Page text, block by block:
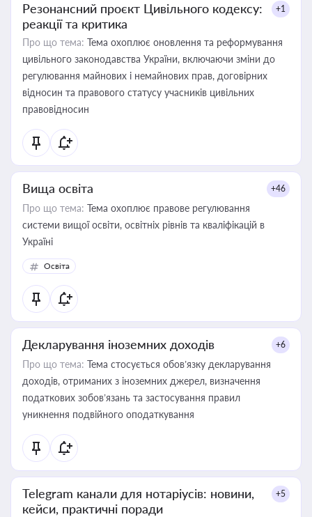
Резонансний проєкт Цивільного кодексу:
реакції та критика
+1
Про що тема: Тема охоплює оновлення та реформування
цивільного законодавства України, включаючи зміни до
регулювання майнових і немайнових прав, договірних
відносин та правового статусу учасників цивільних
правовідносин
Вища освіта +46
Про що тема: Тема охоплює правове регулювання
системи вищої освіти, освітніх рівнів та кваліфікацій в
Україні
Освіта
Декларування іноземних доходів +6
Про що тема: Тема стосується обов’язку декларування
доходів, отриманих з іноземних джерел, визначення
податкових зобов’язань та застосування правил
уникнення подвійного оподаткування
Telegram канали для нотаріусів: новини,
кейси, практичні поради
+5